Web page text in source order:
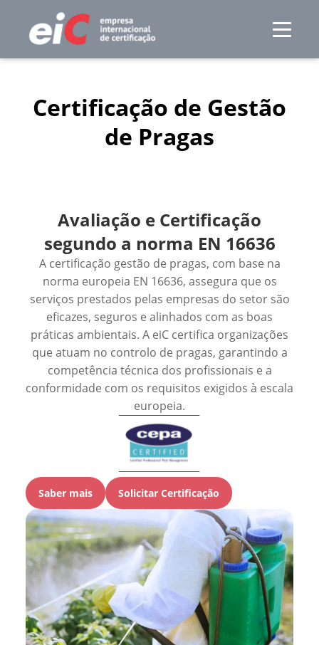
Certificação de Gestão
de Pragas
Avaliação e Certificação
segundo a norma EN 16636
A certificação gestão de pragas, com base na
norma europeia EN 16636, assegura que os
serviços prestados pelas empresas do setor são
eficazes, seguros e alinhados com as boas
práticas ambientais. A eiC certifica organizações
que atuam no controlo de pragas, garantindo a
competência técnica dos profissionais e a
conformidade com os requisitos exigidos à escala
europeia.
Saber mais Solicitar Certificação